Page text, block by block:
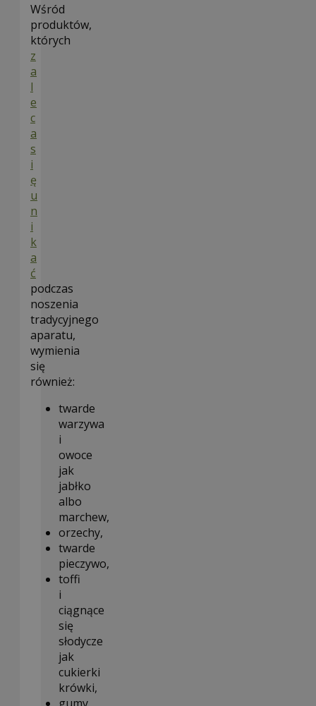
Wśród
produktów,
których
z
a
l
e
c
a
s
i
ę
u
n
i
k
a
ć
podczas
noszenia
tradycyjnego
aparatu,
wymienia
się
również:
twarde
warzywa
i
owoce
jak
jabłko
albo
marchew,
orzechy,
twarde
pieczywo,
toffi
i
ciągnące
się
słodycze
jak
cukierki
krówki,